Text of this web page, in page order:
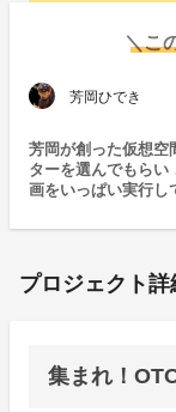
＼こ
芳岡ひでき
芳岡が創った仮想空
ターを選んでもらい
画をいっぱい実行し
プロジェクト詳
集まれ！